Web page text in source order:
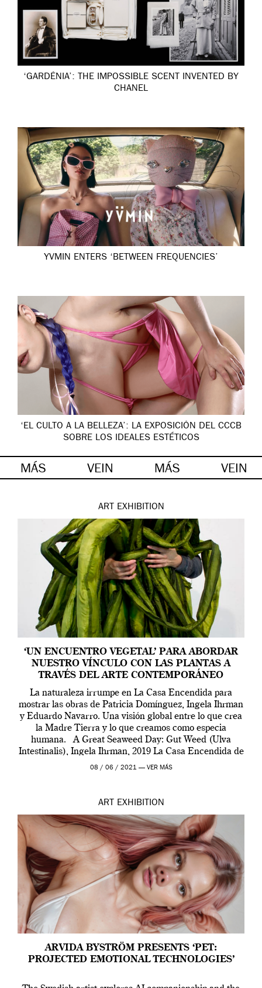
‘GARDÉNIA’: THE IMPOSSIBLE SCENT INVENTED BY
CHANEL
YVMIN ENTERS ‘BETWEEN FREQUENCIES’
‘EL CULTO A LA BELLEZA’: LA EXPOSICIÓN DEL CCCB
SOBRE LOS IDEALES ESTÉTICOS
MÁS VEIN MÁS VEIN
ART EXHIBITION
‘UN ENCUENTRO VEGETAL’ PARA ABORDAR
NUESTRO VÍNCULO CON LAS PLANTAS A
TRAVÉS DEL ARTE CONTEMPORÁNEO
La naturaleza irrumpe en La Casa Encendida para
mostrar las obras de Patricia Domínguez, Ingela Ihrman
y Eduardo Navarro. Una visión global entre lo que crea
la Madre Tierra y lo que creamos como especia
humana. A Great Seaweed Day: Gut Weed (Ulva
Intestinalis), Ingela Ihrman, 2019 La Casa Encendida de
Madrid y la Wellcome […]
08 / 06 / 2021 — VER MÁS
ART EXHIBITION
ARVIDA BYSTRÖM PRESENTS ‘PET:
PROJECTED EMOTIONAL TECHNOLOGIES’